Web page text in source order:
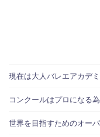
現在は大人バレエアカデ
コンクールはプロになる
世界を目指すためのオー